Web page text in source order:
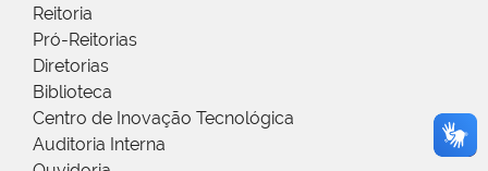
Reitoria
Pró-Reitorias
Diretorias
Biblioteca
Centro de Inovação Tecnológica
Auditoria Interna